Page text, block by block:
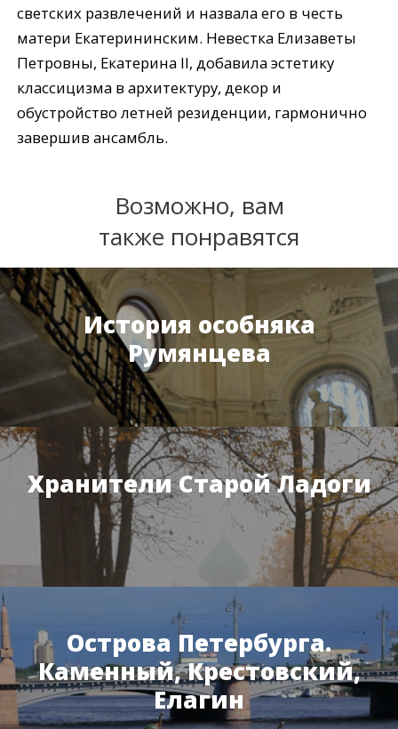
светских развлечений и назвала его в честь
матери Екатерининским. Невестка Елизаветы
Петровны, Екатерина II, добавила эстетику
классицизма в архитектуру, декор и
обустройство летней резиденции, гармонично
завершив ансамбль.
Возможно, вам
также понравятся
История особняка
Румянцева
Хранители Старой Ладоги
Острова Петербурга.
Каменный, Крестовский,
Елагин